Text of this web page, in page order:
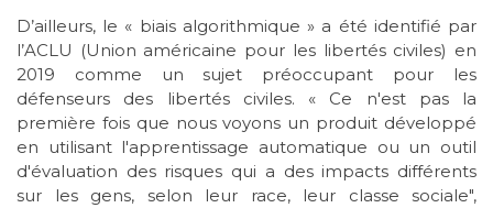
D’ailleurs, le « biais algorithmique » a été identifié par
l’ACLU (Union américaine pour les libertés civiles) en
2019 comme un sujet préoccupant pour les
défenseurs des libertés civiles. « Ce n'est pas la
première fois que nous voyons un produit développé
en utilisant l'apprentissage automatique ou un outil
d'évaluation des risques qui a des impacts différents
sur les gens, selon leur race, leur classe sociale",